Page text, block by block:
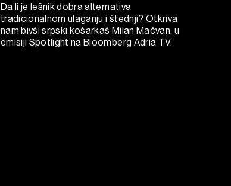
Da li je lešnik dobra alternativa
tradicionalnom ulaganju i štednji? Otkriva
nam bivši srpski košarkaš Milan Mačvan, u
emisiji Spotlight na Bloomberg Adria TV.